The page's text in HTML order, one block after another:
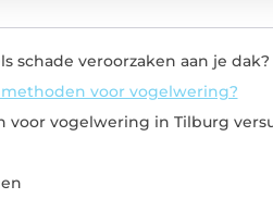
schade veroorzaken aan je dak?
voor vogelwering?
voor vogelwering in Tilburg